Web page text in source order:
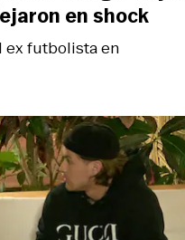
ex futbolista en
en shock